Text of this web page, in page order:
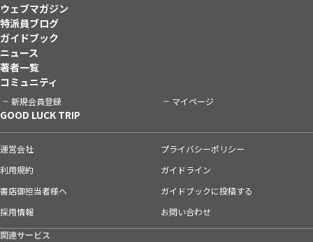
ウェブマガジン
特派員ブログ
ガイドブック
ニュース
著者一覧
コミュニティ
新規会員登録 マイページ
GOOD LUCK TRIP
運営会社
プライバシーポリシー
利用規約
ガイドライン
書店御担当者様へ
ガイドブックに投稿する
採用情報
お問い合わせ
関連サービス